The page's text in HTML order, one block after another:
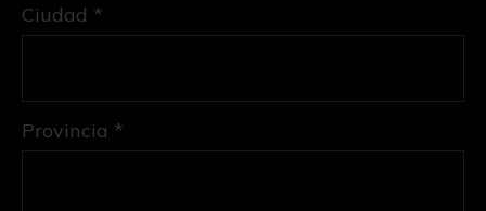
Ciudad *
Provincia *